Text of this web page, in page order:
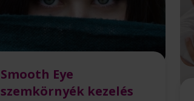
Smooth Eye
szemkörnyék kezelés